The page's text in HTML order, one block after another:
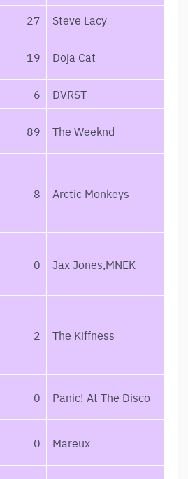
27 Steve Lacy
19 Doja Cat
6 DVRST
89 The Weeknd
8 Arctic Monkeys
0 Jax Jones,MNEK
2 The Kiffness
0 Panic! At The Disco
0 Mareux